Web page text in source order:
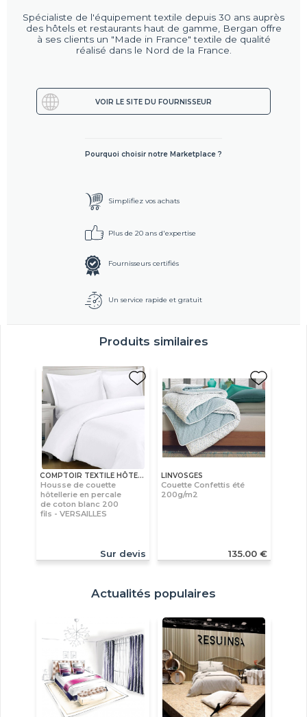
Spécialiste de l'équipement textile depuis 30 ans auprès
des hôtels et restaurants haut de gamme, Bergan offre
à ses clients un "Made in France" textile de qualité
réalisé dans le Nord de la France.
VOIR LE SITE DU FOURNISSEUR
Pourquoi choisir notre Marketplace ?
Simplifiez vos achats
Plus de 20 ans d'expertise
Fournisseurs certifiés
Un service rapide et gratuit
Produits similaires
COMPTOIR TEXTILE HÔTELIER
Housse de couette
hôtellerie en percale
de coton blanc 200
fils - VERSAILLES
Sur devis
LINVOSGES
Couette Confettis été
200g/m2
135.00 €
Actualités populaires